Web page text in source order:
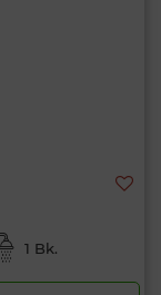
1 Bk.